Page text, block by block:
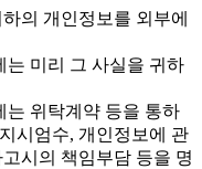
의 개인정보를 외부에
는 미리 그 사실을 귀하
는 위탁계약 등을 통하
시엄수, 개인정보에 관
시의 책임부담 등을 명